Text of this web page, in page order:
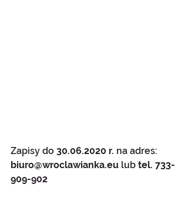
Zapisy do 30.06.2020 r. na adres:
biuro@wroclawianka.eu lub tel. 733-
909-902